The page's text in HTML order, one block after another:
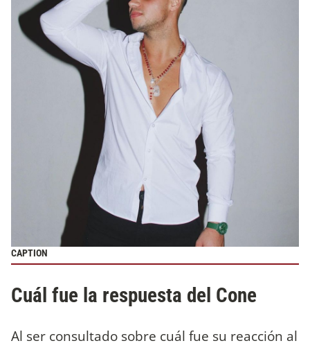
CAPTION
Cuál fue la respuesta del Cone
Al ser consultado sobre cuál fue su reacción al